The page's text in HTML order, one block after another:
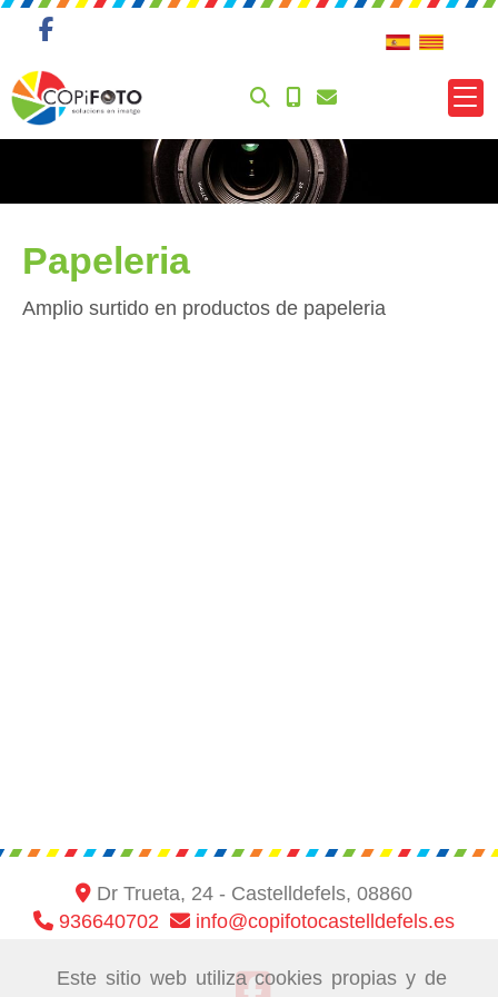
Este sitio web utiliza cookies propias y de
Papeleria
Amplio surtido en productos de papeleria
Dr Trueta, 24 - Castelldefels, 08860
936640702
info copifotocastelldefels.es